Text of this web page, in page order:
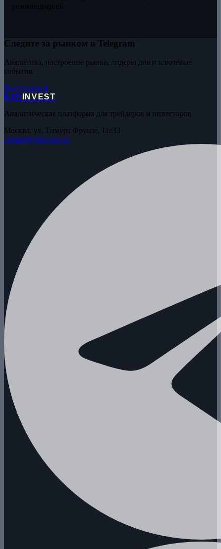
Следите за рынком в Telegram
Аналитика, настроение рынка, лидеры дня и ключевые
события.
Подписаться
ETP
INVEST
Аналитическая платформа для трейдеров и инвесторов
Москва, ул. Тимура Фрунзе, 11с33
contact@etpinvest.ru